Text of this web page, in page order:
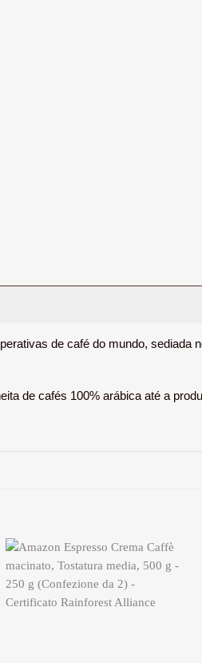
de café do mundo, sediada
de cafés 100% arábica até a